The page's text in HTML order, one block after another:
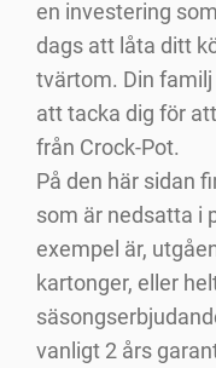
en investering
dags att låta ditt
tvärtom. Din
att tacka dig för
från Crock-Pot.
På den här sidan
som är nedsatta i
exempel är,
kartonger, eller
vanligt 2 års